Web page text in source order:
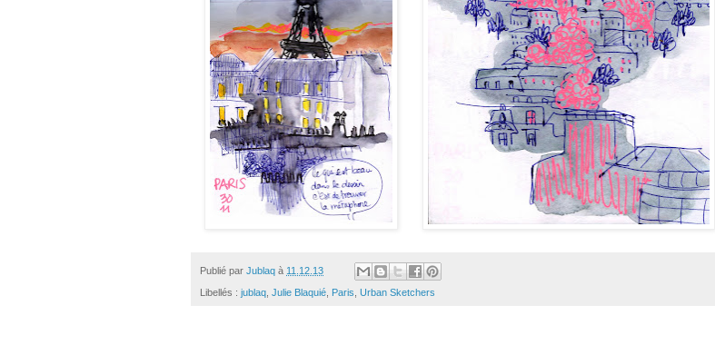
Publié par Jublaq à 11.12.13
Libellés : jublaq Julie Blaquié Paris Urban Sketchers